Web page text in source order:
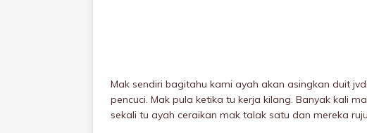
Mak sendiri bagitahu kami ayah akan asingkan duit
pencuci. Mak pula ketika tu kerja kilang. Banyak kali
sekali tu ayah ceraikan mak taIak satu dan mereka